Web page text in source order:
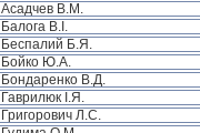
Асадчев В.М.
Балога В.І.
Беспалий Б.Я.
Бойко Ю.А.
Бондаренко В.Д.
Гаврилюк І.Я.
Григорович Л.С.